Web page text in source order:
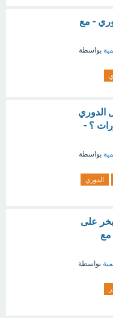
- مع
بواسطة
الدوري
؟ -
بواسطة
الدوري
على
مع
بواسطة